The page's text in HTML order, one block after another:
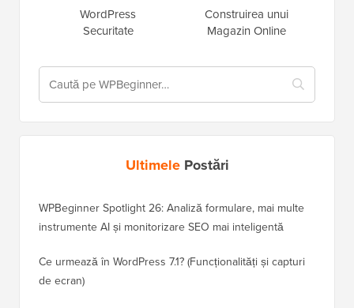
WordPress
Securitate
Construirea unui
Magazin Online
UltimelePostări
WPBeginner Spotlight 26: Analiză formulare, mai multe
instrumente AI și monitorizare SEO mai inteligentă
Ce urmează în WordPress 7.1? (Funcționalități și capturi
de ecran)